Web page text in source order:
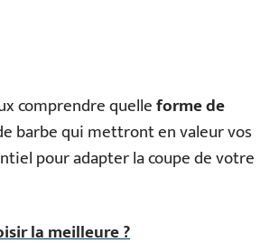
comprendre quelleforme de
barbe qui mettront en valeur vos
pour adapter la coupe de votre
la meilleure ?